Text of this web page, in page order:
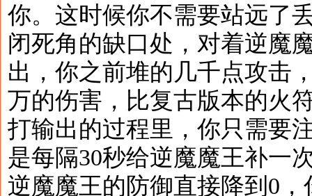
你。这时候你不需要站远了
闭死角的缺口处，对着逆魔
出，你之前堆的几千点攻击
万的伤害，比复古版本的火
打输出的过程里，你只需要
是每隔30秒给逆魔魔王补一
逆魔魔王的防御直接降到0